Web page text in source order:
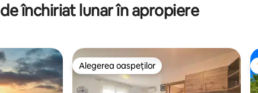
închiriat lunar în apropiere
Alegerea oaspeților
Alegerea oaspeților